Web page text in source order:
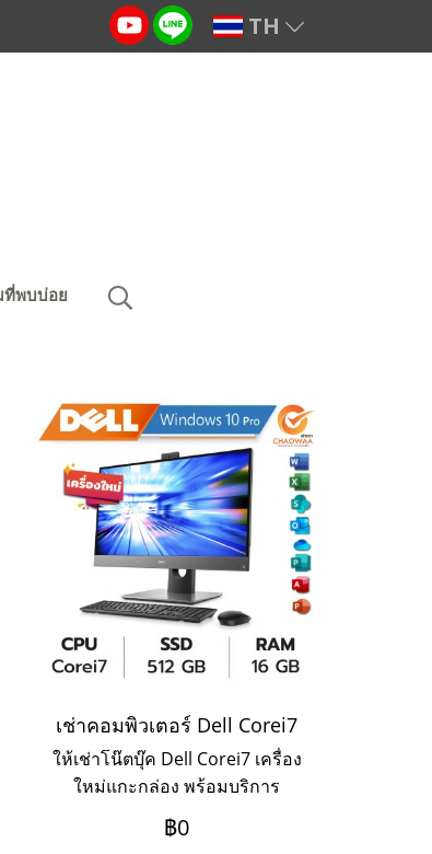
TH
ที่พบบ่อย
เช่าคอมพิวเตอร์ Dell Corei7
ให้เช่าโน๊ตบุ๊ค Dell Corei7 เครื่อง
ใหม่แกะกล่อง พร้อมบริการ
Onsite Service ระยะเช่า 3ปี
ชำระเป็นรายเดือน หากต้องการ
฿0